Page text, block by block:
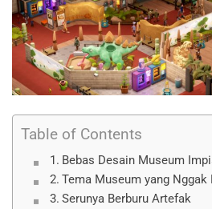
Table of Contents
Bebas Desain Museum
Tema Museum yang Nggak
Serunya Berburu Artefak